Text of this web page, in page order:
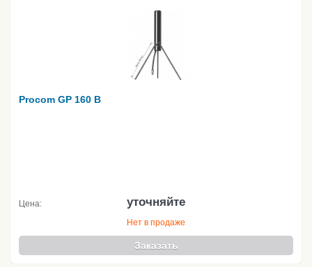
Procom GP 160 B
Цена: уточняйте
Нет в продаже
Заказать